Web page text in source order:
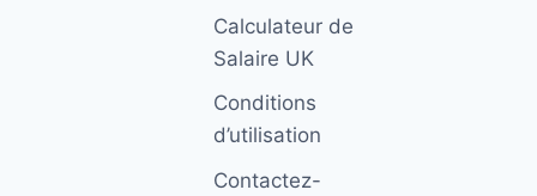
Calculateur de
Salaire UK
Conditions
d’utilisation
Contactez-